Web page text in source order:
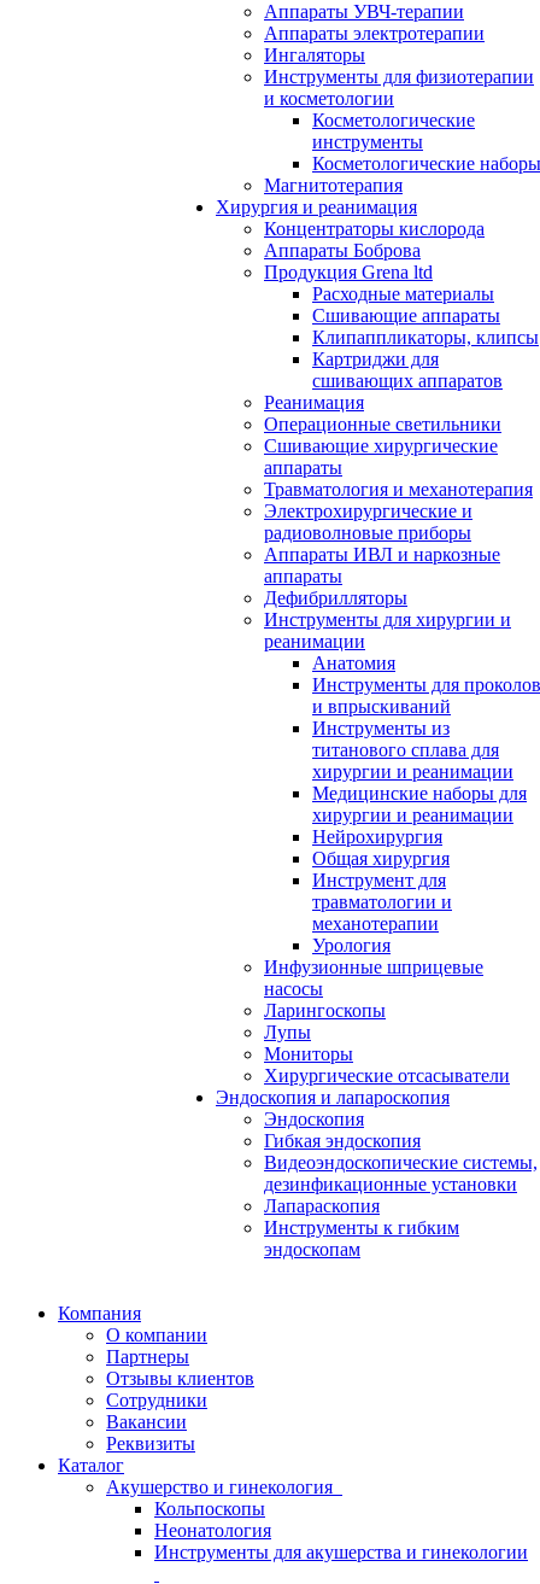
Аппараты УВЧ-терапии
Аппараты электротерапии
Ингаляторы
Инструменты для физиотерапии
и косметологии
Косметологические
инструменты
Косметологические наборы
Магнитотерапия
Хирургия и реанимация
Концентраторы кислорода
Аппараты Боброва
Продукция Grena ltd
Расходные материалы
Сшивающие аппараты
Клипаппликаторы, клипсы
Картриджи для
сшивающих аппаратов
Реанимация
Операционные светильники
Сшивающие хирургические
аппараты
Травматология и механотерапия
Электрохирургические и
радиоволновые приборы
Аппараты ИВЛ и наркозные
аппараты
Дефибрилляторы
Инструменты для хирургии и
реанимации
Анатомия
Инструменты для проколов
и впрыскиваний
Инструменты из
титанового сплава для
хирургии и реанимации
Медицинские наборы для
хирургии и реанимации
Нейрохирургия
Общая хирургия
Инструмент для
травматологии и
механотерапии
Урология
Инфузионные шприцевые
насосы
Ларингоскопы
Лупы
Мониторы
Хирургические отсасыватели
Эндоскопия и лапароскопия
Эндоскопия
Гибкая эндоскопия
Видеоэндоскопические системы,
дезинфикационные установки
Лапараскопия
Инструменты к гибким
эндоскопам
Компания
О компании
Партнеры
Отзывы клиентов
Сотрудники
Вакансии
Реквизиты
Каталог
Акушерство и гинекология
Кольпоскопы
Неонатология
Инструменты для акушерства и гинекологии